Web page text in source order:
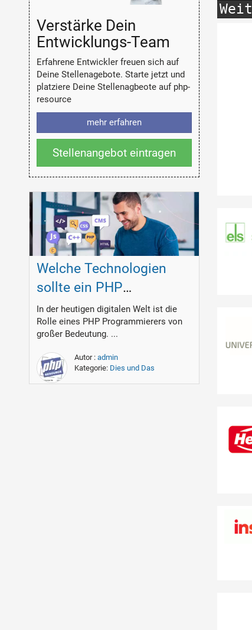
Verstärke Dein
Entwicklungs-Team
Erfahrene Entwickler freuen sich auf
Deine Stellenagebote. Starte jetzt und
platziere Deine Stellenagbeote auf php-
resource
mehr erfahren
Stellenangebot eintragen
Welche Technologien
sollte ein PHP
Programmierer
beherrschen?
In der heutigen digitalen Welt ist die
Rolle eines PHP Programmierers von
großer Bedeutung. ...
Autor : admin
Kategorie: Dies und Das